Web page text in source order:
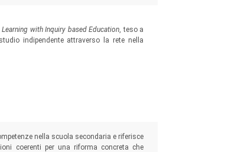
with Inquiry based Education, teso a
indipendente attraverso la rete nella
nella scuola secondaria e riferisce
coerenti per una riforma concreta che